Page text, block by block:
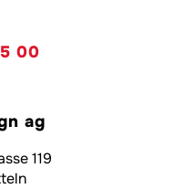
00
ag
119